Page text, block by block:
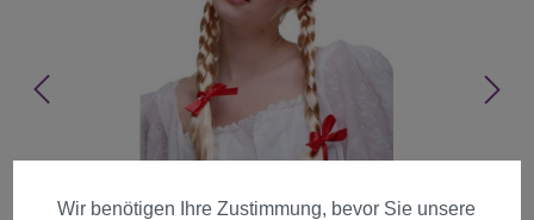
Wir benötigen Ihre Zustimmung, bevor Sie unsere